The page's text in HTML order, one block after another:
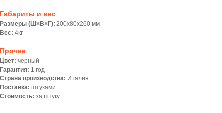
Габариты и вес
Размеры (Ш×В×Г): 200х80х260 мм
Вес: 4кг
Прочее
Цвет: черный
Гарантия: 1 год
Страна производства: Италия
Поставка: штуками
Стоимость: за штуку